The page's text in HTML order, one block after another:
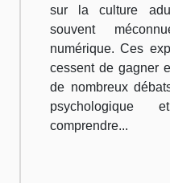
sur la culture
souvent
numérique. Ces
cessent de gagner
de nombreux
psychologique
comprendre...